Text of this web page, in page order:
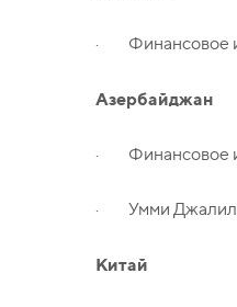
· Финансовое и
Азербайджан
· Финансовое и
· Умми
Китай